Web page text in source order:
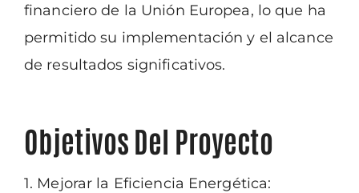
financiero de la Unión Europea, lo que ha
permitido su implementación y el alcance
de resultados significativos.
Objetivos Del Proyecto
1. Mejorar la Eficiencia Energética: